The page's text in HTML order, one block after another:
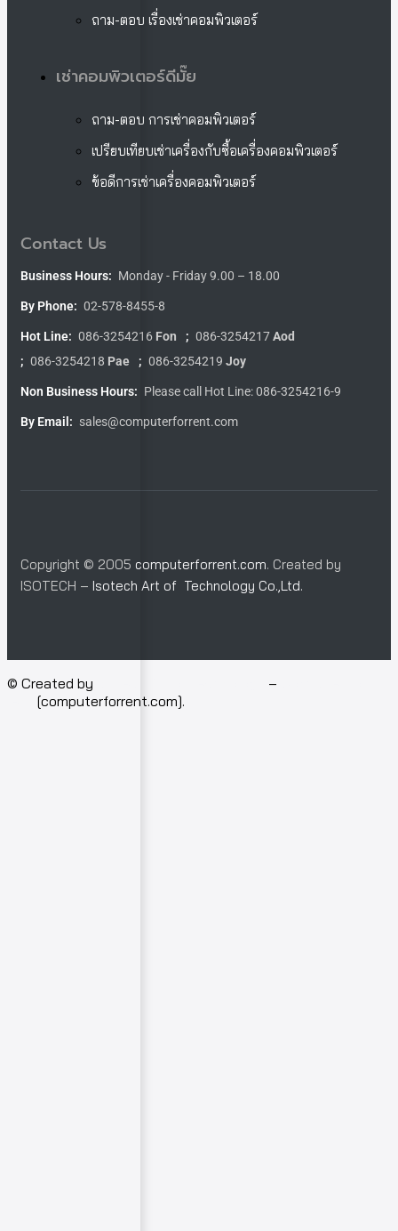
ถาม-ตอบ เรื่องเช่าคอมพิวเตอร์
เช่าคอมพิวเตอร์ดีมั๊ย
ถาม-ตอบ การเช่าคอมพิวเตอร์
เปรียบเทียบเช่าเครื่องกับซื้อเครื่องคอมพิวเตอร์
ข้อดีการเช่าเครื่องคอมพิวเตอร์
Contact Us
Business Hours: Monday - Friday 9.00 – 18.00
By Phone: 02-578-8455-8
Hot Line: 086-3254216 Fon ; 086-3254217Aod
; 086-3254218 Pae ; 086-3254219 Joy
Non Business Hours: Please call Hot Line: 086-3254216-9
By Email: sales@computerforrent.com
Copyright © 2005 computerforrent.com. Created by
ISOTECH – Isotech Art of Technology Co.,Ltd.
© Created by –
[computerforrent.com].